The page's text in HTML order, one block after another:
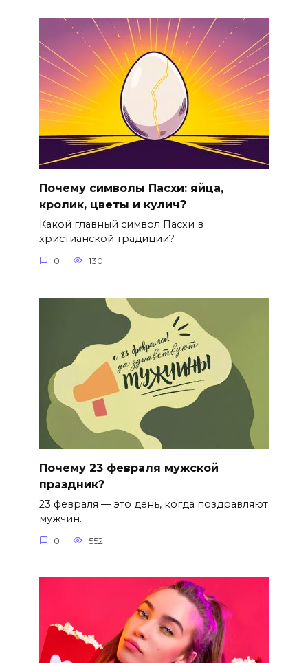
Почему символы Пасхи: яйца,
кролик, цветы и кулич?
Какой главный символ Пасхи в
христианской традиции?
0 130
Почему 23 февраля мужской
праздник?
23 февраля — это день, когда поздравляют
мужчин.
0 552